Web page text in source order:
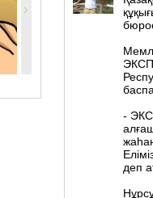
-
деп